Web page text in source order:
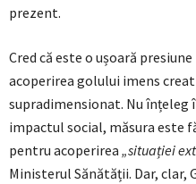
prezent.
Cred că este o ușoară
acoperirea golului imens
supradimensionat. Nu înțeleg
impactul social, măsura este
pentru acoperirea „situației
Ministerul Sănătății. Dar, clar,